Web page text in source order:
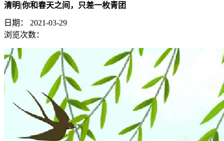
清明|你和春天之间，只差一枚青团
日期：
2021-03-29
浏览次数：